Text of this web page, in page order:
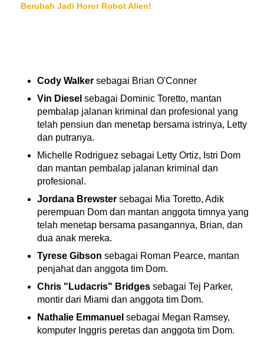
Berubah Jadi Horor Robot Alien!
Cody Walker sebagai Brian O'Conner
Vin Diesel sebagai Dominic Toretto, mantan
pembalap jalanan kriminal dan profesional yang
telah pensiun dan menetap bersama istrinya, Letty
dan putranya.
Michelle Rodriguez sebagai Letty Ortiz, Istri Dom
dan mantan pembalap jalanan kriminal dan
profesional.
Jordana Brewster sebagai Mia Toretto, Adik
perempuan Dom dan mantan anggota timnya yang
telah menetap bersama pasangannya, Brian, dan
dua anak mereka.
Tyrese Gibson sebagai Roman Pearce, mantan
penjahat dan anggota tim Dom.
Chris "Ludacris" Bridges sebagai Tej Parker,
montir dari Miami dan anggota tim Dom.
Nathalie Emmanuel sebagai Megan Ramsey,
komputer Inggris peretas dan anggota tim Dom.